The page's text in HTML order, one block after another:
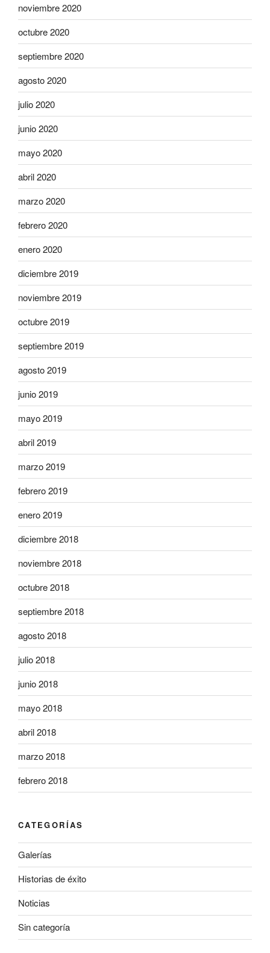
noviembre 2020
octubre 2020
septiembre 2020
agosto 2020
julio 2020
junio 2020
mayo 2020
abril 2020
marzo 2020
febrero 2020
enero 2020
diciembre 2019
noviembre 2019
octubre 2019
septiembre 2019
agosto 2019
junio 2019
mayo 2019
abril 2019
marzo 2019
febrero 2019
enero 2019
diciembre 2018
noviembre 2018
octubre 2018
septiembre 2018
agosto 2018
julio 2018
junio 2018
mayo 2018
abril 2018
marzo 2018
febrero 2018
CATEGORÍAS
Galerías
Historias de éxito
Noticias
Sin categoría